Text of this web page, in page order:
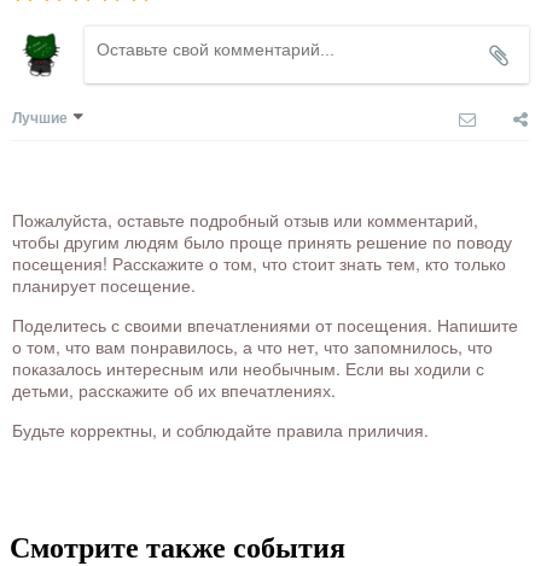
Лучшие
Пожалуйста, оставьте подробный отзыв или комментарий,
чтобы другим людям было проще принять решение по поводу
посещения! Расскажите о том, что стоит знать тем, кто только
планирует посещение.
Поделитесь с своими впечатлениями от посещения. Напишите
о том, что вам понравилось, а что нет, что запомнилось, что
показалось интересным или необычным. Если вы ходили с
детьми, расскажите об их впечатлениях.
Будьте корректны, и соблюдайте правила приличия.
Смотрите также события